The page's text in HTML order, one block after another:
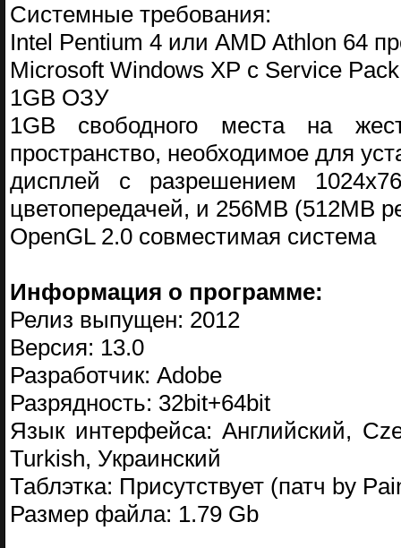
Системные требования:
Intel Pentium 4 или AMD Athlon 64
Microsoft Windows XP с Service
1GB ОЗУ
1GB свободного места на
пространство, необходимое для
дисплей с разрешением
цветопередачей, и 256MB (512MB
OpenGL 2.0 совместимая система
Информация о программе:
Релиз выпущен: 2012
Версия: 13.0
Разработчик: Adobe
Разрядность: 32bit+64bit
Язык интерфейса: Английский,
Turkish, Украинский
Таблэтка: Присутствует (патч by
Размер файла: 1.79 Gb